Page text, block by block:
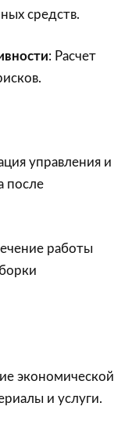
средств.
: Расчет
управления и
после
работы
экономической
и услуги.